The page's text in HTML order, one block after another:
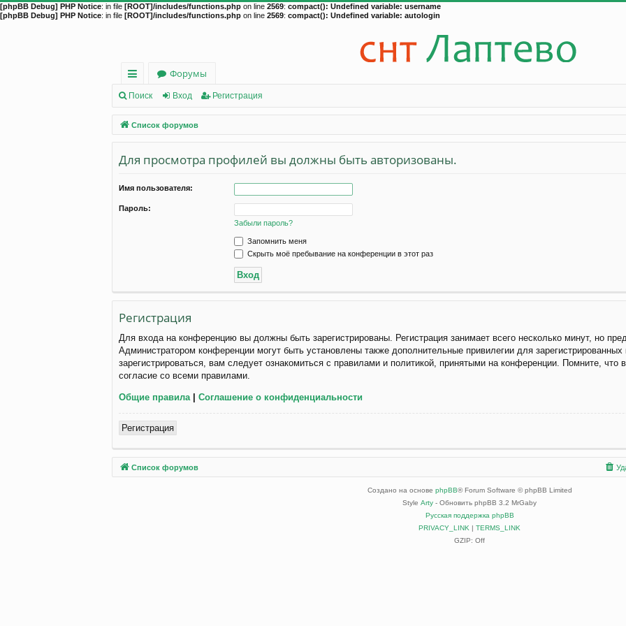
[phpBB Debug] PHP Notice: in file [ROOT]/includes/functions.php on line 2569: compact(): Undefined variable: username
[phpBB Debug] PHP Notice: in file [ROOT]/includes/functions.php on line 2569: compact(): Undefined variable: autologin
с
ы
лк
и
Форумы
Поиск Вход Регистрация
Список форумов
Для просмотра профилей вы должны быть авторизованы.
Имя пользователя:
Пароль:
Забыли пароль?
Запомнить меня
Скрыть моё пребывание на конференции в этот раз
Регистрация
Для входа на конференцию вы должны быть зарегистрированы. Регистрация занимает всего несколько минут, но
Администратором конференции могут быть установлены также дополнительные привилегии для
зарегистрироваться, вам следует ознакомиться с правилами и политикой, принятыми на конференции. Помните, что
согласие со всеми правилами.
Общие правила | Соглашение о конфиденциальности
Регистрация
Список форумов
Создано на основе phpBB® Forum Software © phpBB Limited
Style Arty - Обновить phpBB 3.2 MrGaby
Русская поддержка phpBB
PRIVACY_LINK | TERMS_LINK
GZIP: Off